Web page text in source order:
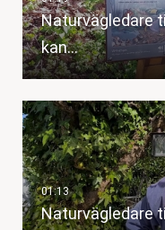
Naturvägledare
kan…
Naturvägledare